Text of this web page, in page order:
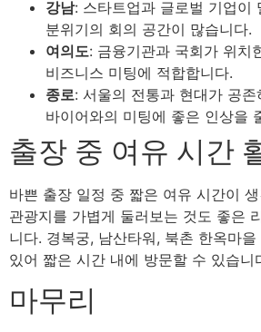
강남: 스타트업과 글로벌 기업이
분위기의 회의 공간이 많습니다.
여의도: 금융기관과 국회가 위치
비즈니스 미팅에 적합합니다.
종로: 서울의 전통과 현대가 공
바이어와의 미팅에 좋은 인상을
출장 중 여유 시간
바쁜 출장 일정 중 짧은 여유 시간이
관광지를 가볍게 둘러보는 것도 좋은
니다. 경복궁, 남산타워, 북촌 한옥마
있어 짧은 시간 내에 방문할 수 있습니
마무리